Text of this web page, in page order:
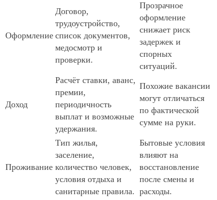
Оформление
Договор,
трудоустройство,
список документов,
медосмотр и
проверки.
Прозрачное
оформление
снижает риск
задержек и
спорных
ситуаций.
Доход
Расчёт ставки, аванс,
премии,
периодичность
выплат и возможные
удержания.
Похожие вакансии
могут отличаться
по фактической
сумме на руки.
Проживание
Тип жилья,
заселение,
количество человек,
условия отдыха и
санитарные правила.
Бытовые условия
влияют на
восстановление
после смены и
расходы.